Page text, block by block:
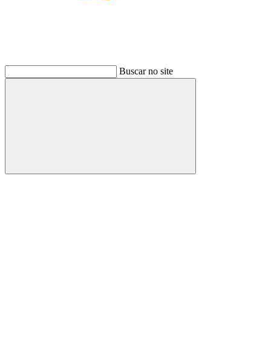
Buscar no site
Buscar